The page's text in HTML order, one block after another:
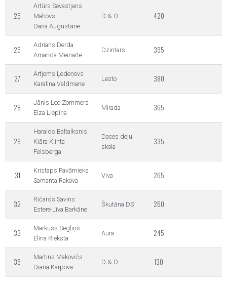
25
Artūrs Sevastjans
Mahovs
Dana Augustāne
D & D 420
26
Adrians Derda
Amanda Meinarte
Dzintars 395
27
Artjoms Ļedeņovs
Karalina Valdmane
Lesto 380
28
Jānis Leo Zommers
Elza Liepiņa
Mirada 365
29
Haralds Baltalksnis
Kiāra Klinta
Felsberga
Daces deju
skola
335
31
Kristaps Pavārnieks
Samanta Rakova
Viva 265
32
Ričards Savins
Estere Līva Barkāne
Škutāna DS 260
33
Markuss Segliņš
Elīna Rieksta
Aura 245
35
Martins Makovičs
Diana Karpova
D & D 130